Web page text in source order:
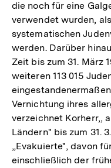
die noch für eine
verwendet wurden,
systematischen
werden. Darüber
Zeit bis zum 31. März
weiteren 113 015
Vernichtung ihres
verzeichnet Korherr,,
Ländern" bis zum 31.
„Evakuierte", davon
einschließlich der